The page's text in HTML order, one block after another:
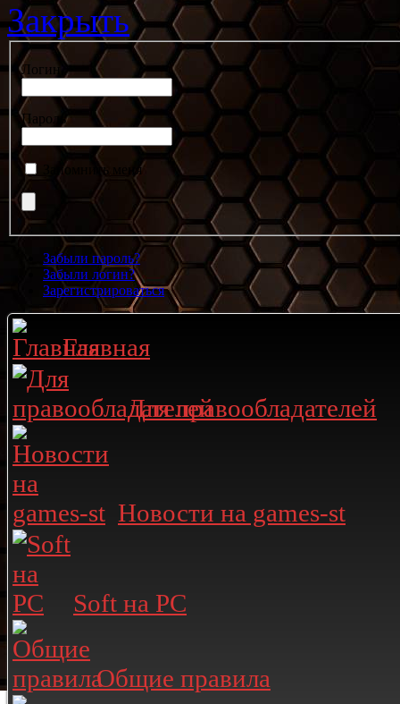
Закрыть
Логин
Пароль
Запомнить меня
Забыли пароль?
Забыли логин?
Зарегистрироваться
Главная
Для правообладателей
Новости на games-st
Soft на PC
Общие правила